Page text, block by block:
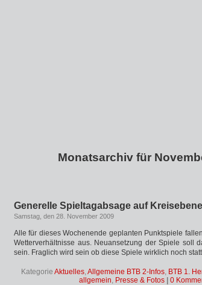
Monatsarchiv für
Generelle Spieltagabsage auf Kreisebene
Samstag, den 28. November 2009
Alle für dieses Wochenende geplanten Punktspiele
Wetterverhältnisse aus. Neuansetzung der Spiele soll
sein. Fraglich wird sein ob diese Spiele wirklich noch
Kategorie Aktuelles,Allgemeine BTB 2-Infos, BTB 1.
allgemein, Presse & Fotos 0